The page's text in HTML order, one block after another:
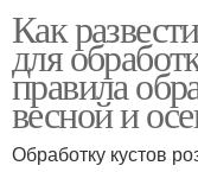
Как
для
правила
весной и
Обработку кустов